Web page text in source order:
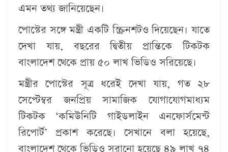
এমন তথ্য জানিয়েছেন।
পোস্টের সঙ্গে মন্ত্রী একটি স্ক্রিনশটও দিয়েছেন। যাতে
দেখা যায়, বছরের দ্বিতীয় প্রান্তিকে টিকটক
বাংলাদেশ থেকে প্রায় ৫০ লাখ ভিডিও সরিয়েছে।
মন্ত্রীর পোস্টের সূত্র ধরেই দেখা যায়, গত ২৮
সেপ্টেম্বর জনপ্রিয় সামাজিক যোগাযোগমাধ্যম
টিকটক ‘কমিউনিটি গাইডলাইন এনফোর্সমেন্ট
রিপোর্ট’ প্রকাশ করেছে। সেখানে বলা হয়েছে,
বাংলাদেশ থেকে ভিডিও সরানো হয়েছে ৪৯ লাখ ৭৪